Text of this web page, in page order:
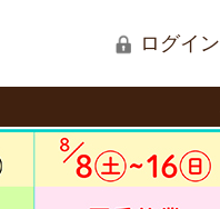
ログイン